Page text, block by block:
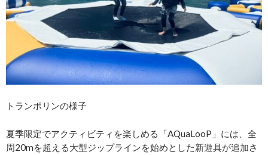
トランポリンの様子
夏季限定でアクティビティを楽しめる「AQuaLooP」には、全
周20mを超える大型ジップラインを始めとした新遊具が追加さ